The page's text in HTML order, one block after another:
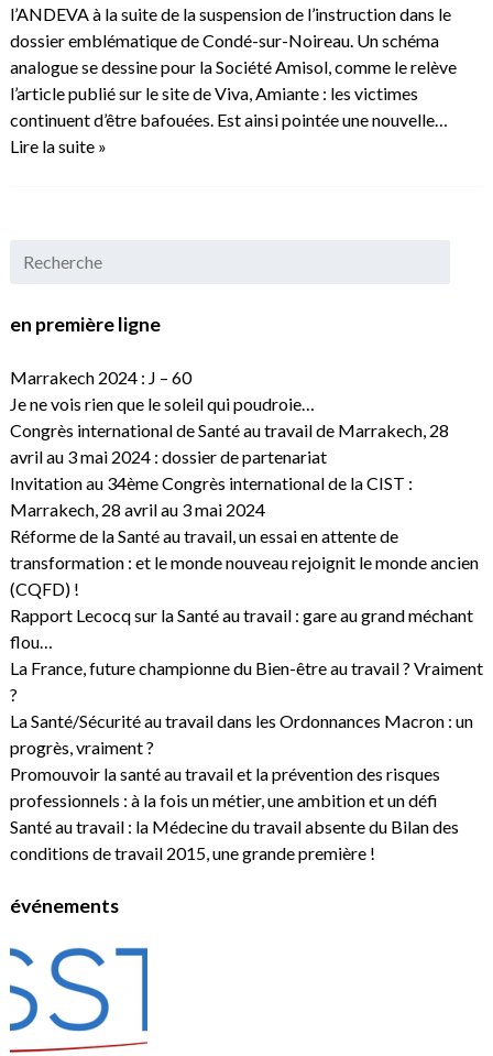
l’ANDEVA à la suite de la suspension de l’instruction dans le
dossier emblématique de Condé-sur-Noireau. Un schéma
analogue se dessine pour la Société Amisol, comme le relève
l’article publié sur le site de Viva, Amiante : les victimes
continuent d’être bafouées. Est ainsi pointée une nouvelle…
Lire la suite »
en première ligne
Marrakech 2024 : J – 60
Je ne vois rien que le soleil qui poudroie…
Congrès international de Santé au travail de Marrakech, 28
avril au 3 mai 2024 : dossier de partenariat
Invitation au 34ème Congrès international de la CIST :
Marrakech, 28 avril au 3 mai 2024
Réforme de la Santé au travail, un essai en attente de
transformation : et le monde nouveau rejoignit le monde ancien
(CQFD) !
Rapport Lecocq sur la Santé au travail : gare au grand méchant
flou…
La France, future championne du Bien-être au travail ? Vraiment
?
La Santé/Sécurité au travail dans les Ordonnances Macron : un
progrès, vraiment ?
Promouvoir la santé au travail et la prévention des risques
professionnels : à la fois un métier, une ambition et un défi
Santé au travail : la Médecine du travail absente du Bilan des
conditions de travail 2015, une grande première !
événements